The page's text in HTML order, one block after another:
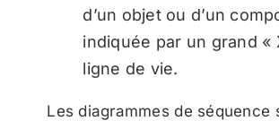
d’un objet ou d’un
indiquée par un grand «
ligne de vie.
Les diagrammes de séquence